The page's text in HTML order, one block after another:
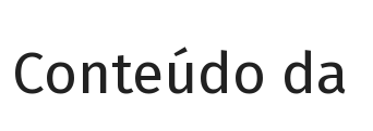
da